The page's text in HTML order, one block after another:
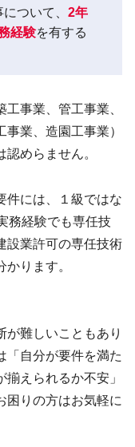
ついて、 2年
経験を有する
事業、管工事業、
業、造園工事業）
めらません。
件には、１級ではな
務経験でも専任技
設業許可の専任技術
ります。
が難しいこともあり
「自分が要件を満た
えられるか不安」
困りの方はお気軽に